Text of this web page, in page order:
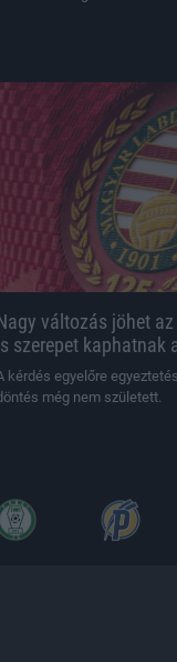
változás jöhet
szerepet kaphatnak
kérdés egyelőre
még nem született.